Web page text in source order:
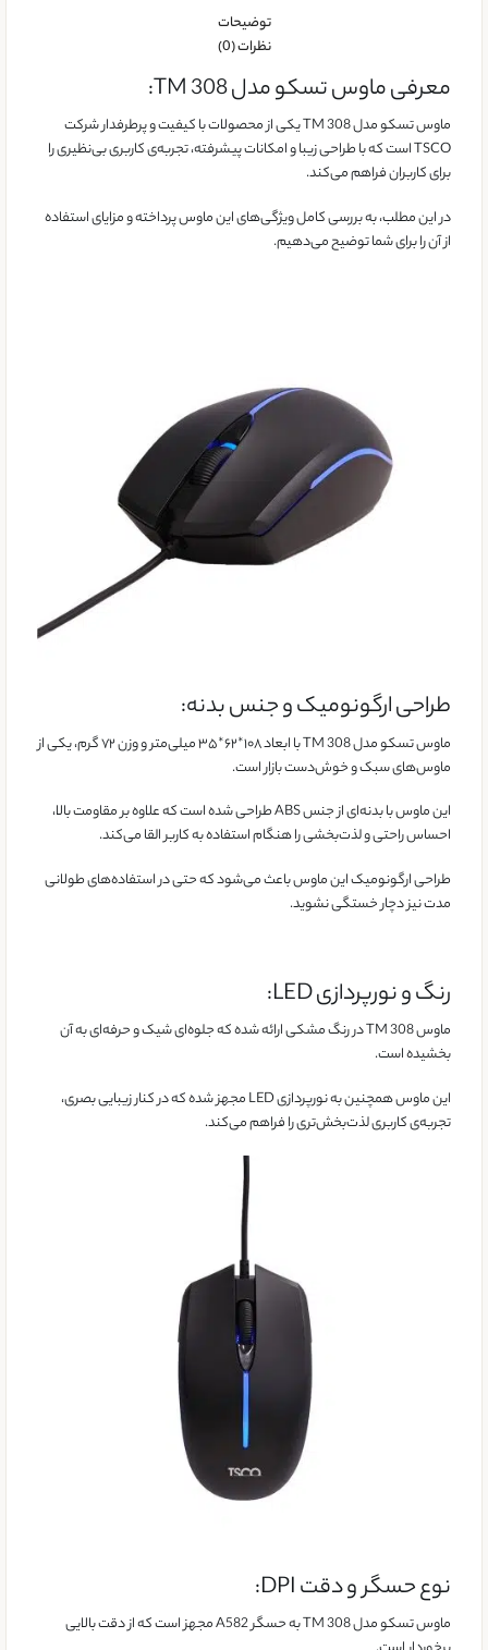
توضیحات
نظرات (0)
معرفی ماوس تسکو مدل TM 308:
ماوس تسکو مدل TM 308 یکی از محصولات با کیفیت و پرطرفدار شرکت
TSCO است که با طراحی زیبا و امکانات پیشرفته، تجربه‌ی کاربری بی‌نظیری را
برای کاربران فراهم می‌کند.
در این مطلب، به بررسی کامل ویژگی‌های این ماوس پرداخته و مزایای استفاده
از آن را برای شما توضیح می‌دهیم.
طراحی ارگونومیک و جنس بدنه:
ماوس تسکو مدل TM 308 با ابعاد ۱۰۸*۶۲*۳۵ میلی‌متر و وزن ۷۲ گرم، یکی از
ماوس‌های سبک و خوش‌دست بازار است.
این ماوس با بدنه‌ای از جنس ABS طراحی شده است که علاوه بر مقاومت بالا،
احساس راحتی و لذت‌بخشی را هنگام استفاده به کاربر القا می‌کند.
طراحی ارگونومیک این ماوس باعث می‌شود که حتی در استفاده‌های طولانی
مدت نیز دچار خستگی نشوید.
رنگ و نورپردازی LED:
ماوس TM 308 در رنگ مشکی ارائه شده که جلوه‌ای شیک و حرفه‌ای به آن
بخشیده است.
این ماوس همچنین به نورپردازی LED مجهز شده که در کنار زیبایی بصری،
تجربه‌ی کاربری لذت‌بخش‌تری را فراهم می‌کند.
نوع حسگر و دقت DPI:
ماوس تسکو مدل TM 308 به حسگر A582 مجهز است که از دقت بالایی